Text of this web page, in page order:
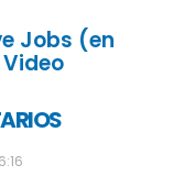
Jobs (en